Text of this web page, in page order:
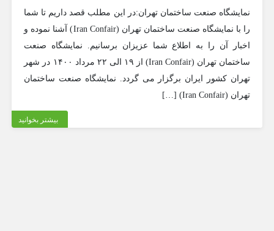
نمایشگاه صنعت ساختمان تهران:در این مطلب قصد داریم تا شما
را با نمایشگاه صنعت ساختمان تهران (Iran Confair) آشنا نموده و
اخبار آن را به اطلاع شما عزیزان برسانیم. نمایشگاه صنعت
ساختمان تهران (Iran Confair) از ۱۹ الی ۲۲ مرداد ۱۴۰۰ در شهر
تهران کشور ایران برگزار می گردد. نمایشگاه صنعت ساختمان
تهران (Iran Confair) […]
بیشتر بخوانید